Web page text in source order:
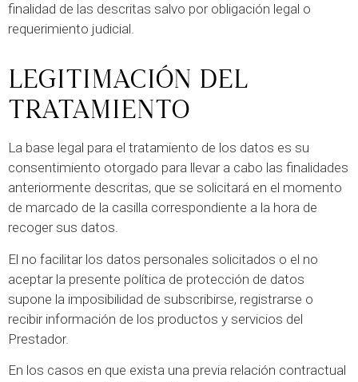
finalidad de las descritas salvo por obligación legal o
requerimiento judicial.
LEGITIMACIÓN DEL
TRATAMIENTO
La base legal para el tratamiento de los datos es su
consentimiento otorgado para llevar a cabo las finalidades
anteriormente descritas, que se solicitará en el momento
de marcado de la casilla correspondiente a la hora de
recoger sus datos.
El no facilitar los datos personales solicitados o el no
aceptar la presente política de protección de datos
supone la imposibilidad de subscribirse, registrarse o
recibir información de los productos y servicios del
Prestador.
En los casos en que exista una previa relación contractual